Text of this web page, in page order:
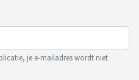
je e-mailadres wordt niet